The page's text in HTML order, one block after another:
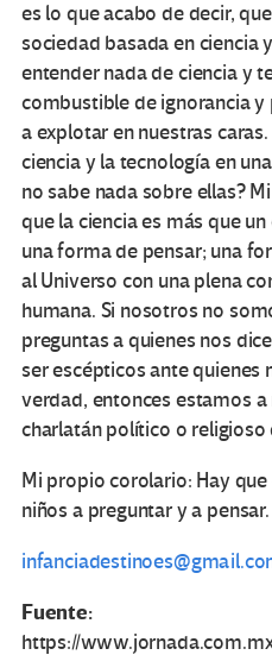
es lo que acabo de decir,
sociedad basada en ciencia
entender nada de ciencia y
combustible de ignorancia
a explotar en nuestras
ciencia y la tecnología en
no sabe nada sobre ellas?
que la ciencia es más que
una forma de pensar; una
al Universo con una plena
humana. Si nosotros no
preguntas a quienes nos
ser escépticos ante quienes
verdad, entonces estamos
charlatán político o religioso
Mi propio corolario: Hay
niños a preguntar y a
Fuente:
https://